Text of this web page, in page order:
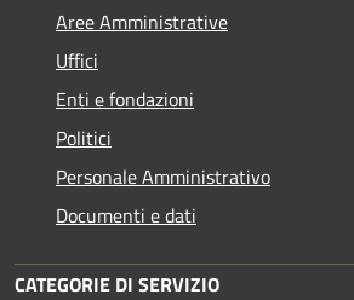
Aree Amministrative
Uffici
Enti e fondazioni
Politici
Personale Amministrativo
Documenti e dati
CATEGORIE DI SERVIZIO